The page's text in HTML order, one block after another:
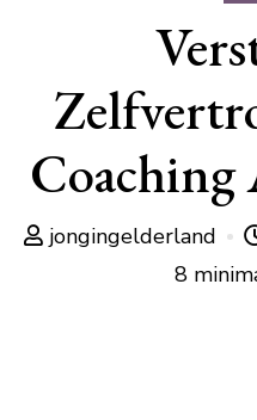
jongingelderland
8